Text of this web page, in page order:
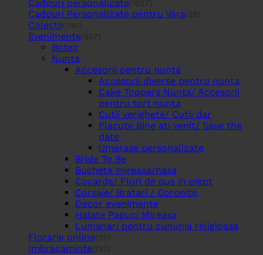
Cadouri personalizate
Cadouri Personalizate pentru Vara
Colectii
Evenimente
Botez
Nunta
Accesorii pentru nunta
Accesorii diverse pentru nunta
Cake Toppers Nunta/ Accesorii
pentru tort nunta
Cutii verighete/ Cutii dar
Placute Bine ati venit/ Save the
date
Umerase personalizate
Bride To Be
Buchete mireasa/nasa
Cocarde/ Flori de pus in piept
Corsaje/ Bratari / Coronite
Decor evenimente
Halate Papuci Mireasa
Lumanari pentru cununia religioasa
Florarie online
Imbracaminte